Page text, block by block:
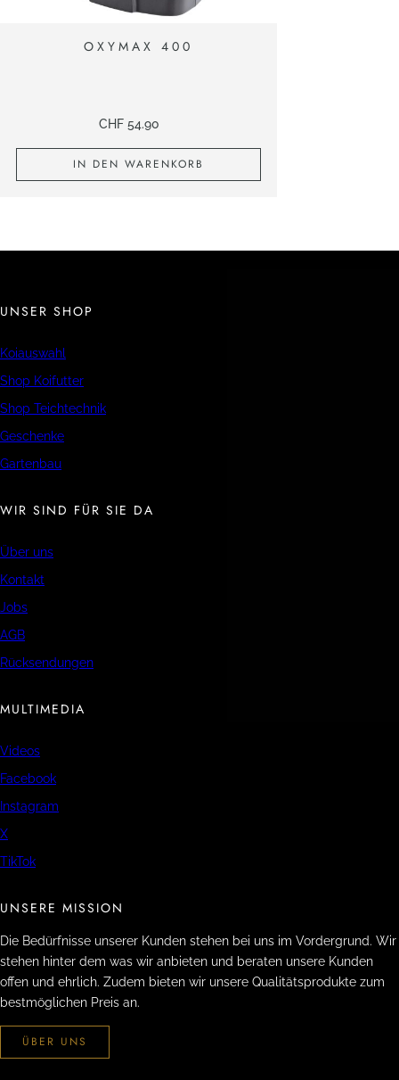
OXYMAX 400
CHF54.90
IN DEN WARENKORB
UNSER SHOP
Koiauswahl
Shop Koifutter
Shop Teichtechnik
Geschenke
Gartenbau
WIR SIND FÜR SIE DA
Über uns
Kontakt
Jobs
AGB
Rücksendungen
MULTIMEDIA
Videos
Facebook
Instagram
X
TikTok
UNSERE MISSION
Die Bedürfnisse unserer Kunden stehen bei uns im Vordergrund. Wir
stehen hinter dem was wir anbieten und beraten unsere Kunden
offen und ehrlich. Zudem bieten wir unsere Qualitätsprodukte zum
bestmöglichen Preis an.
ÜBER UNS